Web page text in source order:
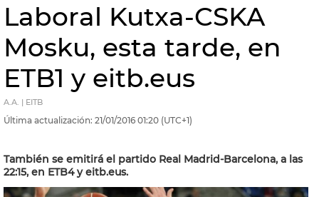
Laboral Kutxa-CSKA
Mosku, esta tarde, en
ETB1 y eitb.eus
A.A. | EITB
Última actualización: 21/01/2016 01:20 (UTC+1)
También se emitirá el partido Real Madrid-Barcelona, a las
22:15, en ETB4 y eitb.eus.